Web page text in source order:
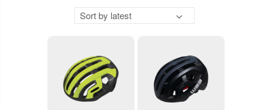
by
latest
Sort by latest